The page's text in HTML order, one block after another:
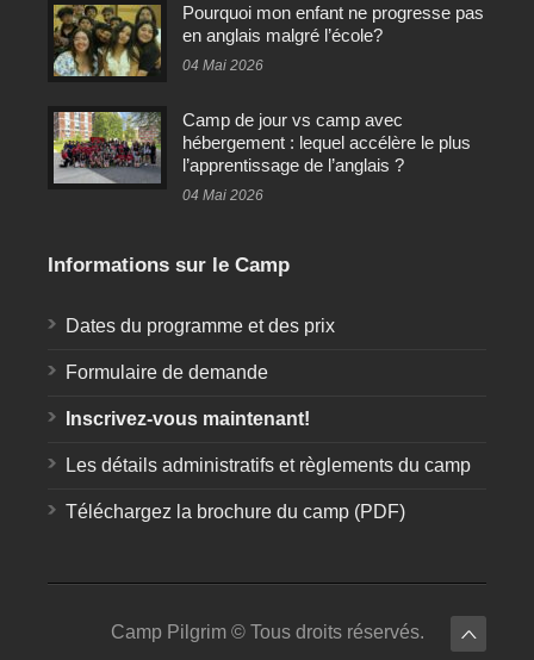
Pourquoi mon enfant ne progresse pas
en anglais malgré l’école?
04 Mai 2026
Camp de jour vs camp avec
hébergement : lequel accélère le plus
l’apprentissage de l’anglais ?
04 Mai 2026
Informations sur le Camp
Dates du programme et des prix
Formulaire de demande
Inscrivez-vous maintenant!
Les détails administratifs et règlements du camp
Téléchargez la brochure du camp (PDF)
Camp Pilgrim © Tous droits réservés.